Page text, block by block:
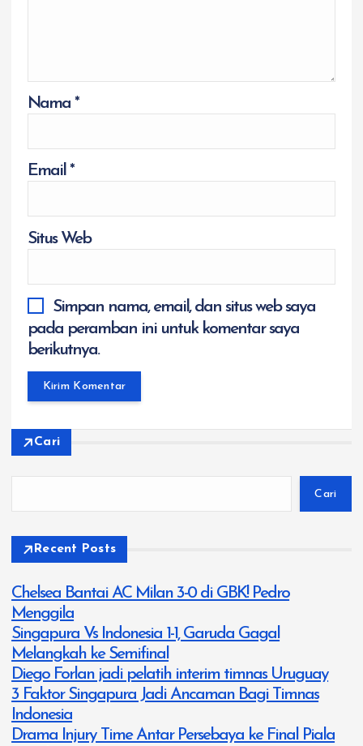
Nama *
Email *
Situs Web
Simpan nama, email, dan situs web saya
pada peramban ini untuk komentar saya
berikutnya.
Cari
Cari
Recent Posts
Chelsea Bantai AC Milan 3-0 di GBK! Pedro
Menggila
Singapura Vs Indonesia 1-1, Garuda Gagal
Melangkah ke Semifinal
Diego Forlan jadi pelatih interim timnas Uruguay
3 Faktor Singapura Jadi Ancaman Bagi Timnas
Indonesia
Drama Injury Time Antar Persebaya ke Final Piala